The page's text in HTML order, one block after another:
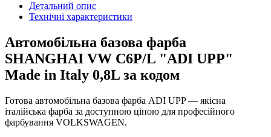
Детальний опис
Технічні характеристики
Автомобільна базова фарба
SHANGHAI VW C6P/L "ADI UPP"
Made in Italy 0,8L за кодом
Готова автомобільна базова фарба ADI UPP — якісна
італійська фарба за доступною ціною для професійного
фарбування VOLKSWAGEN.